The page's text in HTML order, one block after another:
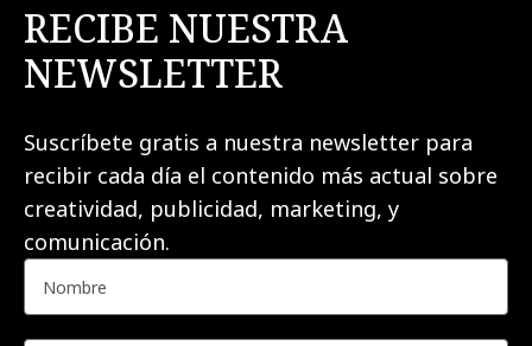
RECIBE NUESTRA
NEWSLETTER
Suscríbete gratis a nuestra newsletter para
recibir cada día el contenido más actual sobre
creatividad, publicidad, marketing, y
comunicación.